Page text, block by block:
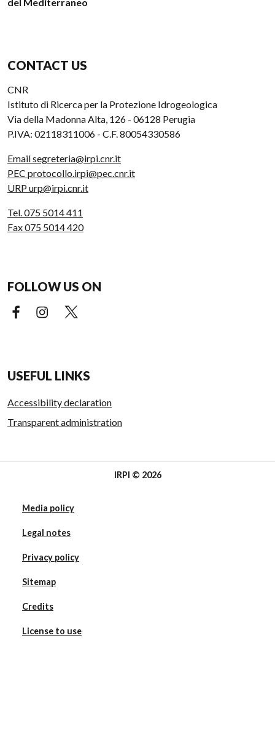
CONTACT US
CNR
Istituto di Ricerca per la Protezione Idrogeologica
Via della Madonna Alta, 126 - 06128 Perugia
P.IVA: 02118311006 - C.F. 80054330586
Email segreteria@irpi.cnr.it
PEC protocollo.irpi@pec.cnr.it
URP urp@irpi.cnr.it
Tel. 075 5014 411
Fax 075 5014 420
FOLLOW US ON
Facebook (external link)
Instagram (external link)
USEFUL LINKS
Accessibility declaration
Transparent administration
IRPI © 2026
Media policy
Legal notes
Privacy policy
Sitemap
Credits
License to use